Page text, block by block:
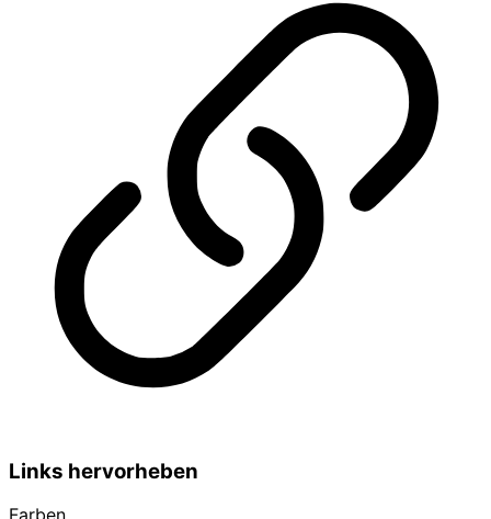
Links hervorheben